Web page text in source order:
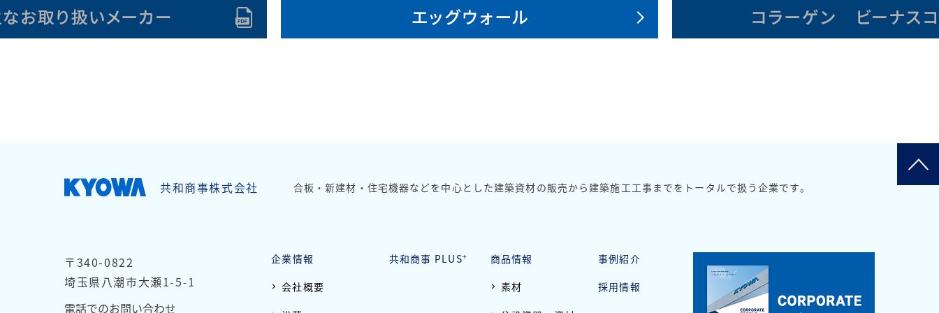
共和商事株式会社 合板・新建材・住宅機器などを中心とした建築資材の販売から建築施工工事までをトータルで扱う企業です。
〒340-0822
埼玉県八潮市大瀬1-5-1
電話でのお問い合わせ
企業情報
会社概要
共和商事 PLUS+
商品情報
素材
事例紹介
採用情報